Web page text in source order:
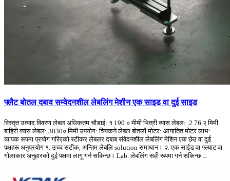
फ्लैट बोतल दबाव सम्वेदनशील लेबलिंग मेशीन एक साइड वा दुई साइड
विस्तृत उत्पाद विवरण लेबल अधिकतम चौडाई: १ 190 ० मीमी भित्री व्यास लेबल: .2 76.२ मिमी
बाहिरी व्यास लेबल: 3030० मिमी उपयोग: चिपकने लेबल बोतलों मोटर: आयातित मोटर लाभ:
व्यापक रूपमा प्रयोग गरिएको स्टीकर लेबलर दबाब संवेदनशील लेबलिंग मेशिन एक छेउ वा दुई
पक्षहरू अनुप्रयोग १. उच्च सटीक, अन्तिम लेबलि solution समाधान। २. एक साईड वा फ्ल्याट वा
गोलाकार अनुहारको दुई पक्षमा लागू गर्न सकिन्छ। Lab. लेबलिंग सही रूपमा गर्न सकिन्छ ...